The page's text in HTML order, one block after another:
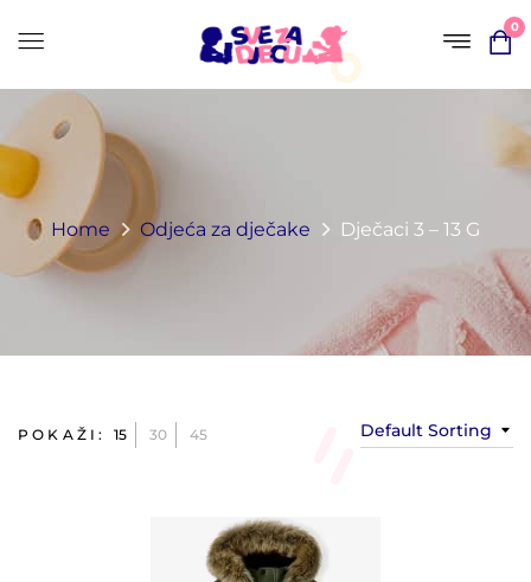
0
Home Odjeća za dječake Dječaci 3 – 13 G
Default Sorting
POKAŽI: 15 30 45